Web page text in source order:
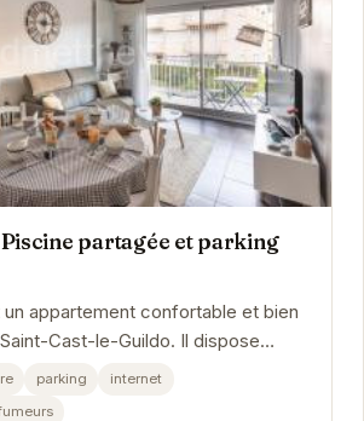
partagée et parking
appartement confortable et bien
Cast-le-Guildo. Il dispose
partagée, d'un...
parking
internet